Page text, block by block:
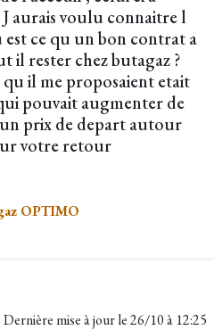
aurais voulu connaitre l
est ce qu un bon contrat a
il rester chez butagaz ?
il me proposaient etait
pouvait augmenter de
un prix de depart autour
votre retour
OPTIMO
Dernière mise à jour le26/10 à 12:25